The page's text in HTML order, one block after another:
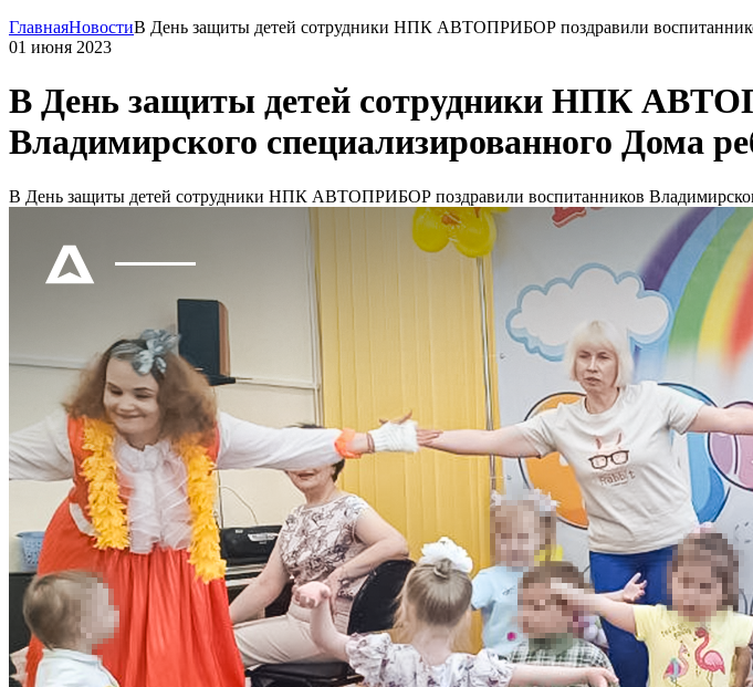
ГлавнаяНовостиВ День защиты детей сотрудники НПК АВТОПРИБОР поздравили
01 июня 2023
В День защиты детей сотрудники НПК
Владимирского специализированного Дома
В День защиты детей сотрудники НПК АВТОПРИБОР поздравили воспитанников